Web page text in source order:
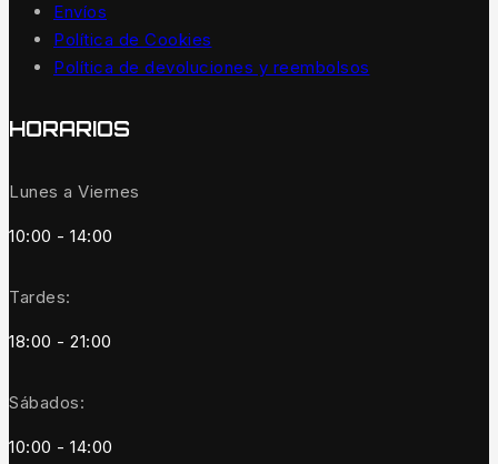
Envíos
Política de Cookies
Política de devoluciones y reembolsos
HORARIOS
Lunes a Viernes
10:00 - 14:00
Tardes:
18:00 - 21:00
Sábados:
10:00 - 14:00